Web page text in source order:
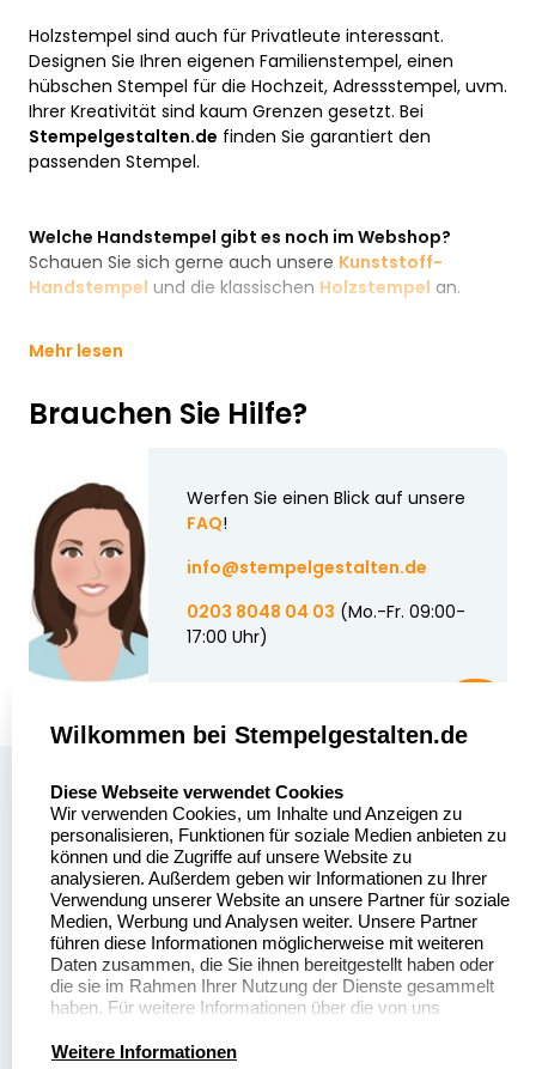
Holzstempel sind auch für Privatleute interessant.
Designen Sie Ihren eigenen Familienstempel, einen
hübschen Stempel für die Hochzeit, Adressstempel, uvm.
Ihrer Kreativität sind kaum Grenzen gesetzt. Bei
Stempelgestalten.de finden Sie garantiert den
passenden Stempel.
Welche Handstempel gibt es noch im Webshop?
Schauen Sie sich gerne auch unsere Kunststoff-
Handstempel und die klassischen Holzstempel an.
Mehr lesen
Brauchen Sie Hilfe?
Werfen Sie einen Blick auf unsere
FAQ!
info@stempelgestalten.de
0203 8048 04 03 (Mo.-Fr. 09:00-
17:00 Uhr)
Stempelgestalten.de
Asterlager Straße 97
47228 Duisburg
Deutschland
Über uns
Sitemap
Alle
Stempelinformationen
Dateivorgaben
Wilkommen bei Stempelgestalten.de
Diese Webseite verwendet Cookies
Wir verwenden Cookies, um Inhalte und Anzeigen zu
personalisieren, Funktionen für soziale Medien anbieten zu
können und die Zugriffe auf unsere Website zu
analysieren. Außerdem geben wir Informationen zu Ihrer
Verwendung unserer Website an unsere Partner für soziale
Medien, Werbung und Analysen weiter. Unsere Partner
führen diese Informationen möglicherweise mit weiteren
Daten zusammen, die Sie ihnen bereitgestellt haben oder
die sie im Rahmen Ihrer Nutzung der Dienste gesammelt
haben. Für weitere Informationen über die von uns
Datenschutzerklärung.
Weitere Informationen